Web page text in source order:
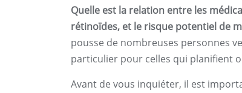
Quelle est la relation entre les
rétinoïdes, et le risque potentiel de
pousse de nombreuses personnes
particulier pour celles qui planifient
Avant de vous inquiéter, il est